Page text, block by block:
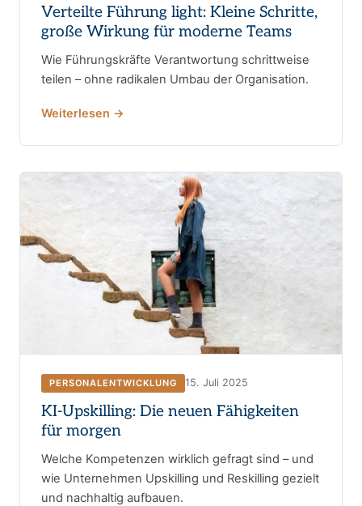
Verteilte Führung light: Kleine Schritte,
große Wirkung für moderne Teams
Wie Führungskräfte Verantwortung schrittweise
teilen – ohne radikalen Umbau der Organisation.
Weiterlesen →
PERSONALENTWICKLUNG 15. Juli 2025
KI-Upskilling: Die neuen Fähigkeiten
für morgen
Welche Kompetenzen wirklich gefragt sind – und
wie Unternehmen Upskilling und Reskilling gezielt
und nachhaltig aufbauen.